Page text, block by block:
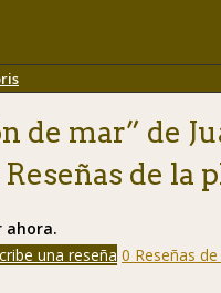
de mar” de
de la
ahora.
una reseña 0 Reseñas